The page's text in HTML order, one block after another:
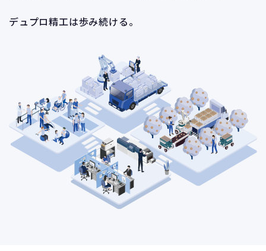
デュプロ精工は歩み続ける。